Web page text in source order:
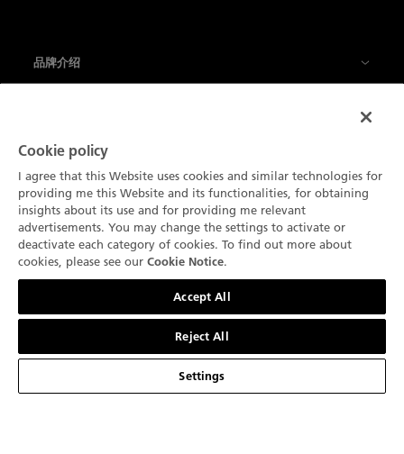
联系我们
品牌介绍
我们以创新为传统
技术概览
我们的工艺品
Blancpain Ocean Commitment
五十噚系列
Air Command空军司令系列
经典系列
Ladybird贝蒂女士系列
服务
销售点
联系我们
预约
宝珀Blancpain维修养护服务
关于
最新消息
职业生涯
宝珀鉴赏家俱乐部
环境数据
简体中文
使用条款
隐私政策
Cookie 声明
Cookie policy
I agree that this Website uses cookies and similar technologies for
providing me this Website and its functionalities, for obtaining
insights about its use and for providing me relevant
advertisements. You may change the settings to activate or
deactivate each category of cookies. To find out more about
cookies, please see our Cookie Notice.
Accept All
Reject All
Settings